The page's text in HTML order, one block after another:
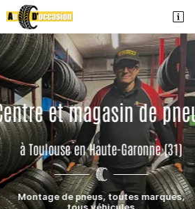

magasin de pneus
en Haute-Garonne (31)
de pneus, toutes marques,